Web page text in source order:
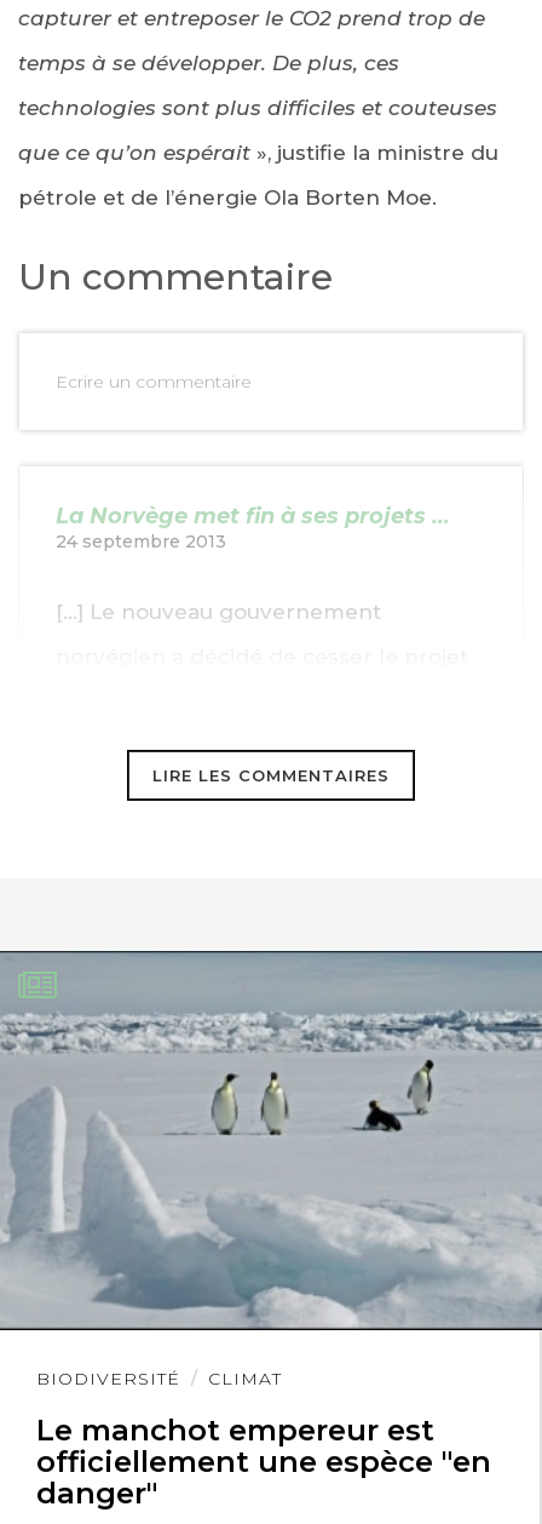
capturer et entreposer le CO2 prend trop de
temps à se développer. De plus, ces
technologies sont plus difficiles et couteuses
que ce qu’on espérait », justifie la ministre du
pétrole et de l’énergie Ola Borten Moe.
Un commentaire
Ecrire un commentaire
La Norvège met fin à ses projets ...
24 septembre 2013
[…] Le nouveau gouvernement
la raffinerie de Mongstad. […]
LIRE LES COMMENTAIRES
BIODIVERSITÉ CLIMAT
Le manchot empereur est
officiellement une espèce "en
danger"
Lire